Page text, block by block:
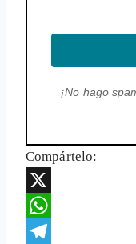
¡No hago
Compártelo:
X
WhatsApp